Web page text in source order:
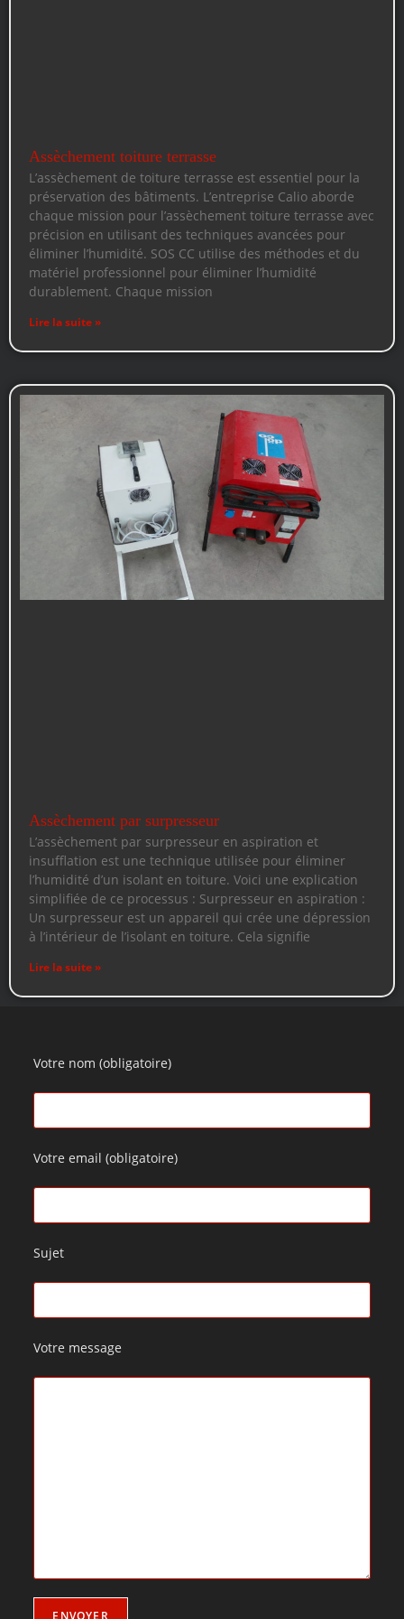
Assèchement toiture terrasse
L’assèchement de toiture terrasse est essentiel pour la
préservation des bâtiments. L’entreprise Calio aborde
chaque mission pour l’assèchement toiture terrasse avec
précision en utilisant des techniques avancées pour
éliminer l’humidité. SOS CC utilise des méthodes et du
matériel professionnel pour éliminer l’humidité
durablement. Chaque mission
Lire la suite »
Assèchement par surpresseur
L’assèchement par surpresseur en aspiration et
insufflation est une technique utilisée pour éliminer
l’humidité d’un isolant en toiture. Voici une explication
simplifiée de ce processus : Surpresseur en aspiration :
Un surpresseur est un appareil qui crée une dépression
à l’intérieur de l’isolant en toiture. Cela signifie
Lire la suite »
Votre nom (obligatoire)
Votre email (obligatoire)
Sujet
Votre message